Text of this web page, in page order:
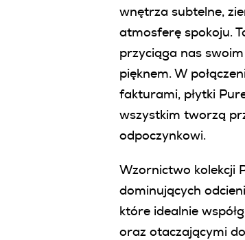
wnętrza subtelne,
atmosferę spokoju.
przyciąga nas
pięknem. W
fakturami, płytki
wszystkim tworzą
odpoczynkowi.
Wzornictwo kolekcji
dominujących
które idealnie
oraz otaczającymi